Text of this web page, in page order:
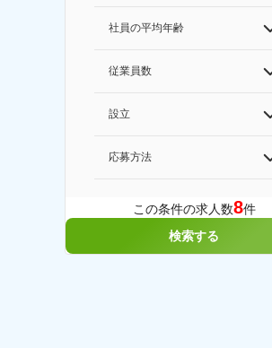
社員の平均年齢
従業員数
設立
応募方法
この条件の求人数8件
検索する